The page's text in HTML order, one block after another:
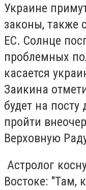
Украине
законы, также
ЕС. Солнце
проблемных
касается
Заикина
будет на
пройти
Верховную
Астролог
Востоке: "Там,